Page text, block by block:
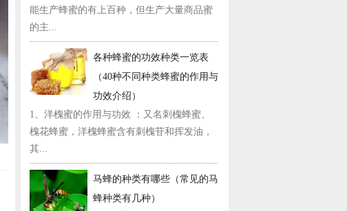
能生产蜂蜜的有上百种，但生产大量商品蜜
的主...
各种蜂蜜的功效种类一览表
（40种不同种类蜂蜜的作用与
功效介绍）
1、洋槐蜜的作用与功效 ：又名刺槐蜂蜜、
槐花蜂蜜，洋槐蜂蜜含有刺槐苷和挥发油，
其...
马蜂的种类有哪些（常见的马
蜂种类有几种）